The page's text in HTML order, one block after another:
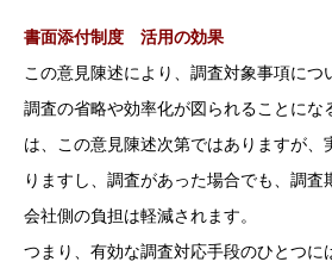
書面添付制度 活用の効果
この意見陳述により、調査対象事項に
調査の省略や効率化が図られることにな
は、この意見陳述次第ではありますが、
りますし、調査があった場合でも、調査
会社側の負担は軽減されます。
つまり、有効な調査対応手段のひとつに